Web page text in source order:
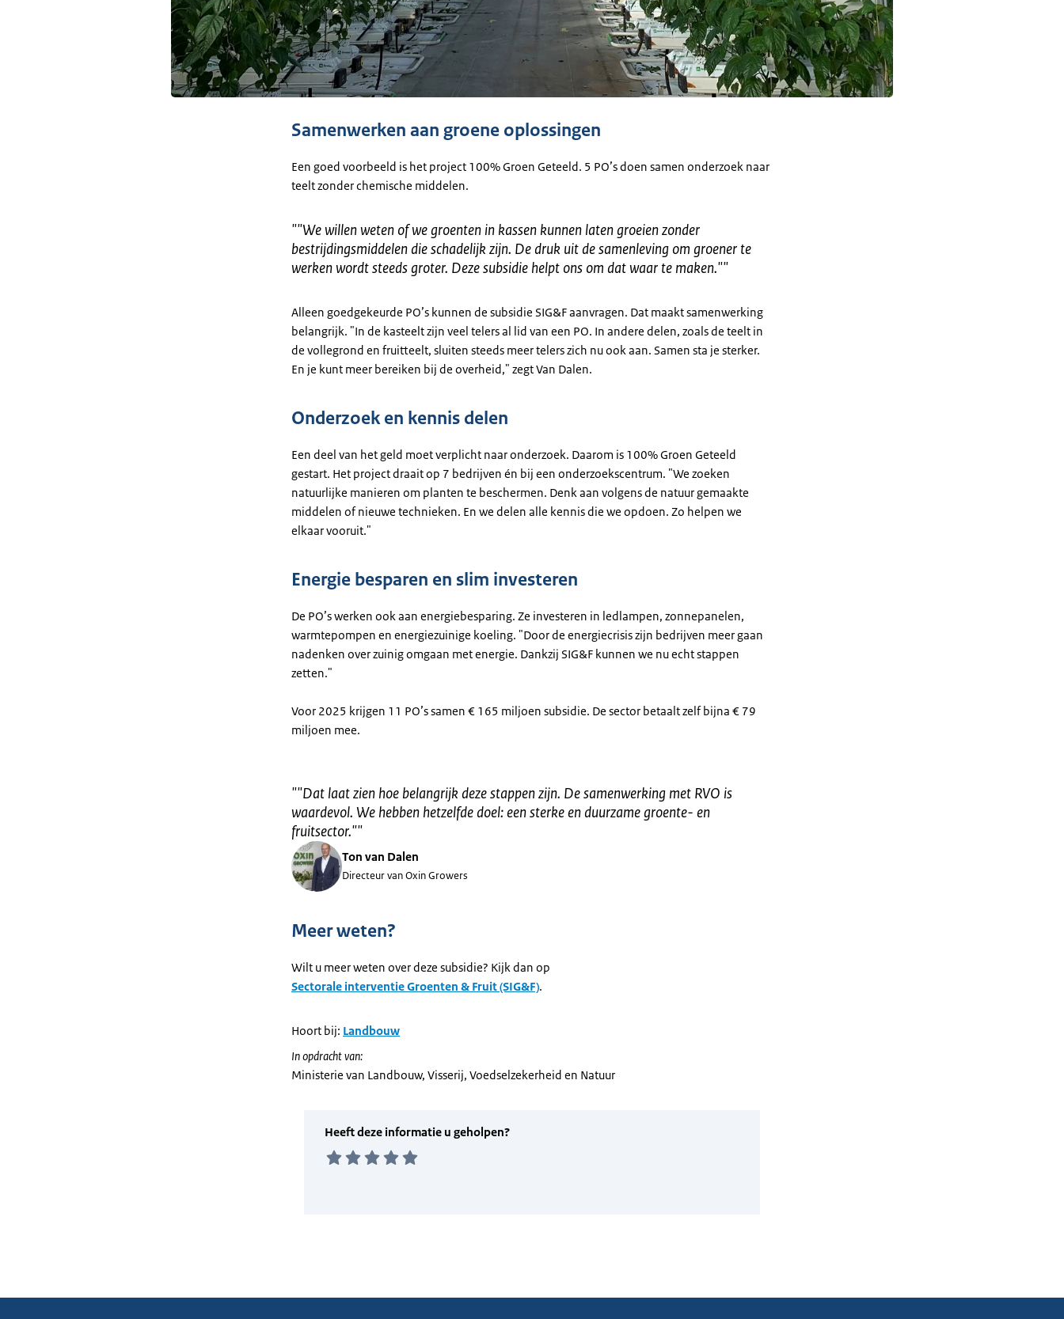
Samenwerken aan groene oplossingen
Een goed voorbeeld is het project 100% Groen Geteeld. 5 PO’s doen samen onderzoek naar
teelt zonder chemische middelen.
""We willen weten of we groenten in kassen kunnen laten groeien zonder
bestrijdingsmiddelen die schadelijk zijn. De druk uit de samenleving om groener te
werken wordt steeds groter. Deze subsidie helpt ons om dat waar te maken.""
Alleen goedgekeurde PO’s kunnen de subsidie SIG&F aanvragen. Dat maakt samenwerking
belangrijk. "In de kasteelt zijn veel telers al lid van een PO. In andere delen, zoals de teelt in
de vollegrond en fruitteelt, sluiten steeds meer telers zich nu ook aan. Samen sta je sterker.
En je kunt meer bereiken bij de overheid," zegt Van Dalen.
Onderzoek en kennis delen
Een deel van het geld moet verplicht naar onderzoek. Daarom is 100% Groen Geteeld
gestart. Het project draait op 7 bedrijven én bij een onderzoekscentrum. "We zoeken
natuurlijke manieren om planten te beschermen. Denk aan volgens de natuur gemaakte
middelen of nieuwe technieken. En we delen alle kennis die we opdoen. Zo helpen we
elkaar vooruit."
Energie besparen en slim investeren
De PO’s werken ook aan energiebesparing. Ze investeren in ledlampen, zonnepanelen,
warmtepompen en energiezuinige koeling. "Door de energiecrisis zijn bedrijven meer gaan
nadenken over zuinig omgaan met energie. Dankzij SIG&F kunnen we nu echt stappen
zetten."
Voor 2025 krijgen 11 PO’s samen € 165 miljoen subsidie. De sector betaalt zelf bijna € 79
miljoen mee.
""Dat laat zien hoe belangrijk deze stappen zijn. De samenwerking met RVO is
waardevol. We hebben hetzelfde doel: een sterke en duurzame groente- en
fruitsector.""
Ton van Dalen
Directeur van Oxin Growers
Meer weten?
Wilt u meer weten over deze subsidie? Kijk dan op
Sectorale interventie Groenten & Fruit (SIG&F).
Hoort bij: Landbouw
In opdracht van:
Ministerie van Landbouw, Visserij, Voedselzekerheid en Natuur